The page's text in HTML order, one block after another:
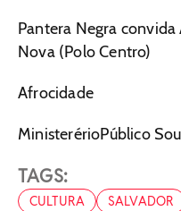
Pantera Negra
Nova (Polo Centro)
Afrocidade
MinisterérioPúblico
TAGS:
CULTURA SALVADOR